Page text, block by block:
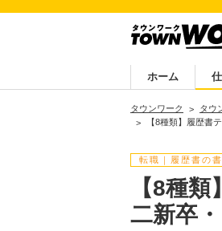
ホーム
タウンワーク タウ
【8種類】履歴書
転職｜履歴書の
【8種
二新卒